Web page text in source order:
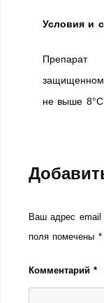
Условия и
не выше
Ваш адрес email
поля помечены *
Комментарий*